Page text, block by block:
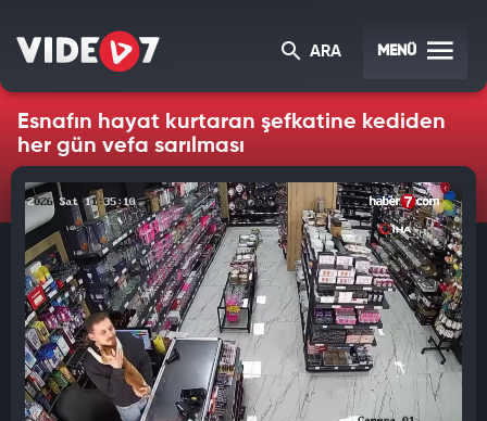
ARA MENÜ
Esnafın hayat kurtaran şefkatine kediden
her gün vefa sarılması